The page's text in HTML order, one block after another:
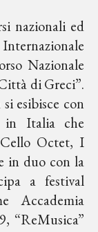
nazionali ed
Nazionale
di Greci”.
esibisce con
in Italia che
Octet, I
in duo con la
a festival
Accademia
“ReMusica”